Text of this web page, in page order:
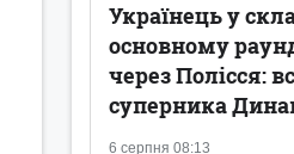
6 серпня 08:13
Українець у
основному
через Полісся:
суперника